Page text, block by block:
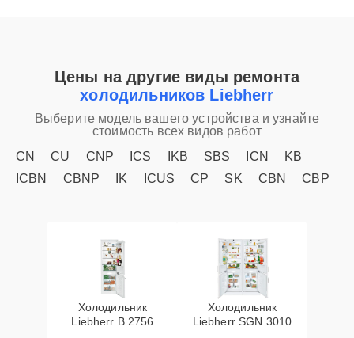
Цены на другие виды ремонта
холодильников Liebherr
Выберите модель вашего устройства и узнайте
стоимость всех видов работ
CN
CU CNP ICS IKB SBS ICN
KB
ICBN
CBNP IK ICUS CP SK CBN CBP
Холодильник
Liebherr B 2756
Холодильник
Liebherr SGN 3010